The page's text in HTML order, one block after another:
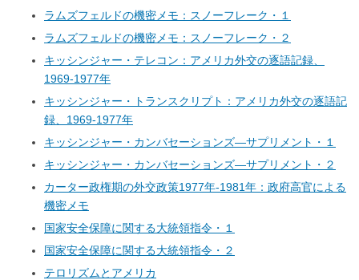
ラムズフェルドの機密メモ：スノーフレーク・１
ラムズフェルドの機密メモ：スノーフレーク・２
キッシンジャー・テレコン：アメリカ外交の逐語記録、
1969-1977年
キッシンジャー・トランスクリプト：アメリカ外交の逐語記
録、1969-1977年
キッシンジャー・カンバセーションズ―サプリメント・１
キッシンジャー・カンバセーションズ―サプリメント・２
カーター政権期の外交政策1977年-1981年：政府高官による
機密メモ
国家安全保障に関する大統領指令・１
国家安全保障に関する大統領指令・２
テロリズムとアメリカ